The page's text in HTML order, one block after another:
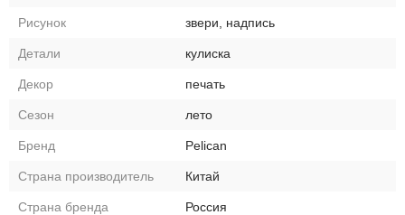
Рисунок звери, надпись
Детали кулиска
Декор печать
Сезон лето
Бренд Pelican
Страна производитель Китай
Страна бренда Россия